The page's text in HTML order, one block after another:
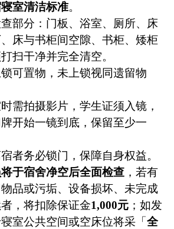
室清洁标准。
部分：门板、浴室、厕所、床
床与书柜间空隙、书柜、矮柜
扫干净并完全清空。
可置物，未上锁视同遗留物
需拍摄影片，学生证须入镜，
开始一镜到底，保留至少一
者务必锁门，保障自身权益。
于宿舍净空后全面检查 ，若有
品或污垢、设备损坏、未完成
，将扣除保证金1,000元 ；如发
室公共空间或空床位将采「 全